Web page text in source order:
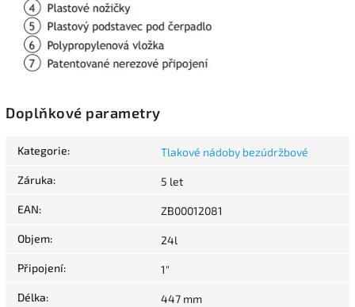
Doplňkové parametry
Kategorie: Tlakové nádoby bezúdržbové
Záruka: 5 let
EAN: ZB00012081
Objem: 24l
Připojení: 1"
Délka: 447 mm